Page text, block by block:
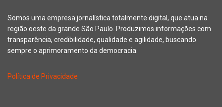
Somos uma empresa jornalística totalmente digital, que atua na
região oeste da grande São Paulo. Produzimos informações com
transparência, credibilidade, qualidade e agilidade, buscando
sempre o aprimoramento da democracia.
Política de Privacidade